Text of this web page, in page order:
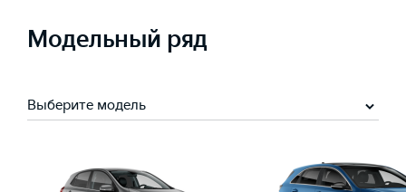
Модельный ряд
Выберите модель